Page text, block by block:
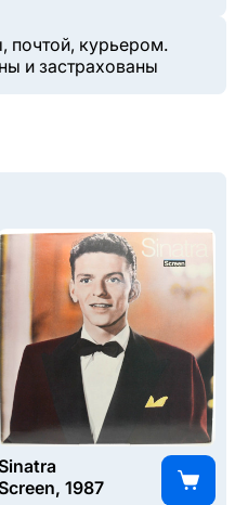
почтой, курьером.
и застрахованы
1987